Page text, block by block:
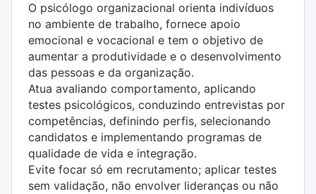
O psicólogo organizacional orienta indivíduos
no ambiente de trabalho, fornece apoio
emocional e vocacional e tem o objetivo de
aumentar a produtividade e o desenvolvimento
das pessoas e da organização.
Atua avaliando comportamento, aplicando
testes psicológicos, conduzindo entrevistas por
competências, definindo perfis, selecionando
candidatos e implementando programas de
qualidade de vida e integração.
Evite focar só em recrutamento; aplicar testes
sem validação, não envolver lideranças ou não